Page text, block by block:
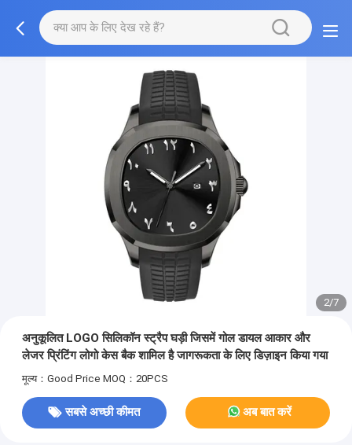
2/7
अनुकूलित LOGO सिलिकॉन स्ट्रैप घड़ी जिसमें गोल डायल आकार और
लेजर प्रिंटिंग लोगो केस बैक शामिल है जागरूकता के लिए डिज़ाइन किया गया
मूल्य：Good Price MOQ：20PCS
सबसे अच्छी कीमत अब बात करें